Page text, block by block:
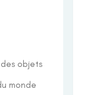
objets
monde